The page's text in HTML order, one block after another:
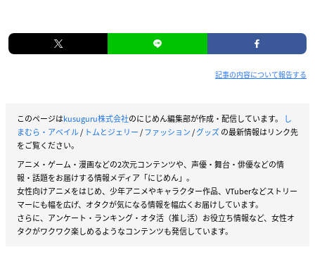
記事の内容について報告する
このページはkusuguru株式会社のにじめん編集部が作成・配信しています。
し
まむら・アベイル/ トムとジェリー/ファッション/グッズの最新情報はリンク先
をご覧ください。
アニメ・ゲーム・漫画などの2次元コンテンツや、声優・舞台・俳優などの情
報・話題をお届けする情報メディア「にじめん」。
女性向けアニメをはじめ、少年アニメやキャラクター作品、VTuberなどストリー
マーにも幅を広げ、オタクが気になる情報を幅広くお届けしています。
さらに、アンケート・ランキング・オタ活（推し活）お役立ち情報など、女性オ
タクがワクワク楽しめるようなコンテンツも発信しています。